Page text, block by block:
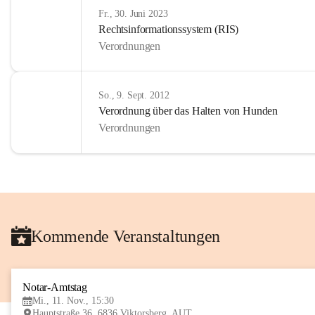
Fr., 30. Juni 2023
Rechtsinformationssystem (RIS)
Verordnungen
So., 9. Sept. 2012
Verordnung über das Halten von Hunden
Verordnungen
Kommende Veranstaltungen
Notar-Amtstag
Mi., 11. Nov., 15:30